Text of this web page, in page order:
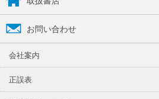
お問い合わせ
会社案内
正誤表